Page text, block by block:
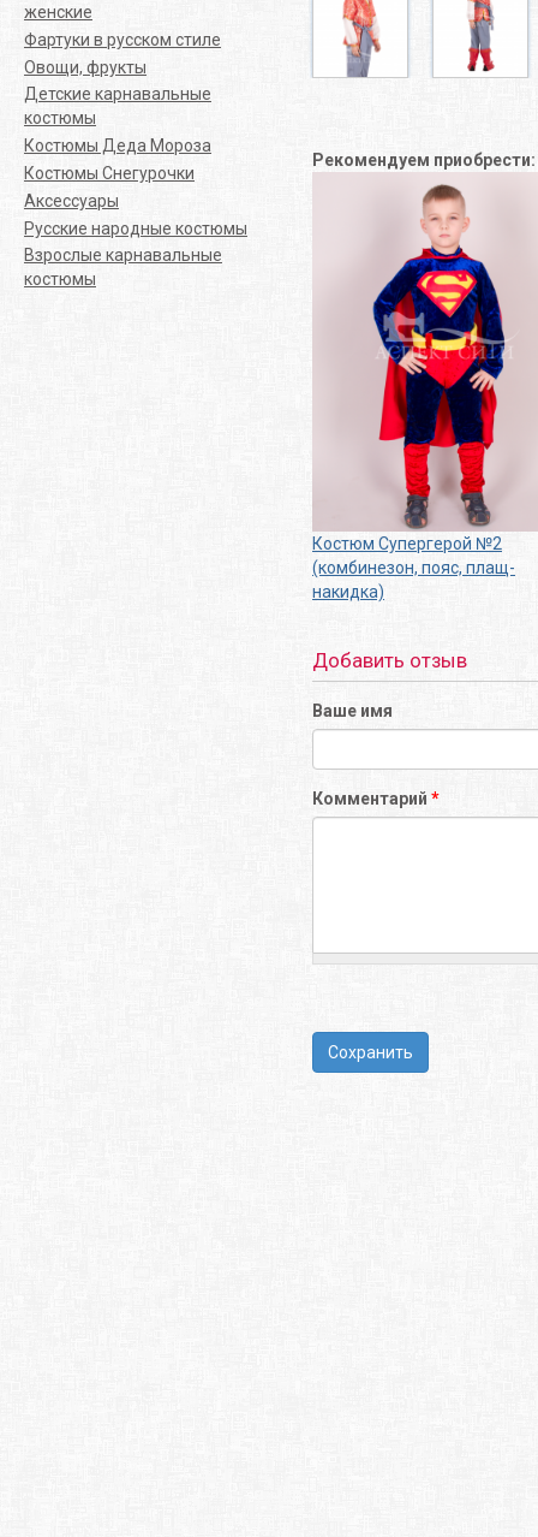
женские
Фартуки в русском стиле
Овощи, фрукты
Детские карнавальные
костюмы
Костюмы Деда Мороза
Костюмы Снегурочки
Аксессуары
Русские народные костюмы
Взрослые карнавальные
костюмы
Рекомендуем приобрести:
Костюм Супергерой №2
(комбинезон, пояс, плащ-
накидка)
Добавить отзыв
Ваше имя
Комментарий *
Сохранить